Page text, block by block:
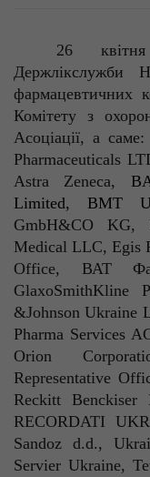
26
Держлікслужби
фармацевтичних
Комітету з
Асоціації, а саме:
Pharmaceuticals
Astra
Zeneca,
Limited, BMT
GmbH&CO KG,
Medical LLC, Egis
Office, ВАТ
GlaxoSmithKline
&Johnson Ukraine
Pharma Services
Orion
Representative
Reckitt
Benckiser
RECORDATI
Sandoz d.d.,
Servier Ukraine,